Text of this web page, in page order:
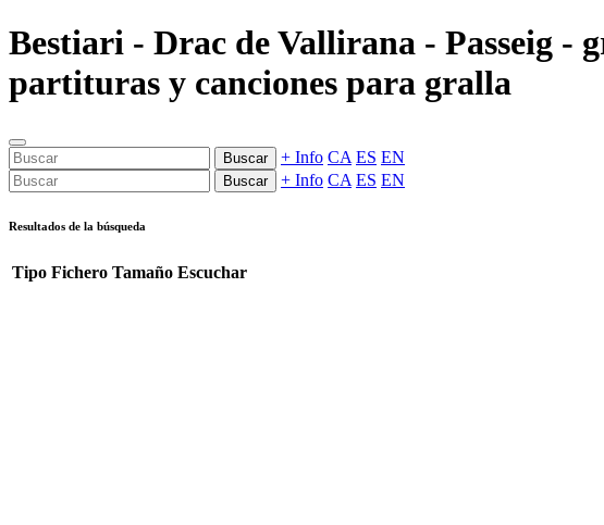
Bestiari - Drac de Vallirana - Passeig -
partituras y canciones para gralla
Buscar + Info CA ES EN
Buscar + Info CA ES EN
Resultados de la búsqueda
Tipo Fichero Tamaño Escuchar